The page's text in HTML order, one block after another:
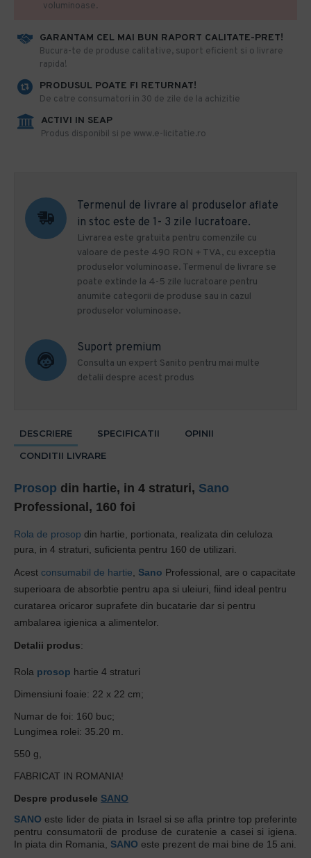
GARANTAM CEL MAI BUN RAPORT CALITATE-PRET!
​Bucura-te de produse calitative, suport eficient si o livrare
rapida!
PRODUSUL POATE FI RETURNAT!
De catre consumatori in 30 de zile de la achizitie
ACTIVI IN SEAP
Produs disponibil si pe www.e-licitatie.ro
voluminoase.
Termenul de livrare al produselor aflate
in stoc este de 1- 3 zile lucratoare.
Livrarea este gratuita pentru comenzile cu
valoare de peste 490 RON + TVA, cu exceptia
produselor voluminoase. Termenul de livrare se
poate extinde la 4-5 zile lucratoare pentru
anumite categorii de produse sau in cazul
produselor voluminoase.
Suport premium
Consulta un expert Sanito pentru mai multe
detalii despre acest produs
DESCRIERE SPECIFICATII
OPINII
CONDITII LIVRARE
Prosop din hartie, in 4 straturi, Sano
Professional, 160 foi
Rola de prosop din hartie , portionata,
realizata din celuloza
pura, in 4 straturi, suficienta pentru 160 de utilizari.
Acest consumabil de hartie Sano Professional, are o capacitate
superioara de absorbtie pentru apa si uleiuri, fiind ideal pentru
curatarea oricaror suprafete din bucatarie dar si pentru
ambalarea igienica a alimentelor.
Detalii produs:
Rola prosop hartie 4 straturi
Dimensiuni foaie: 22 x 22 cm;
Numar de foi: 160 buc;
Lungimea rolei: 35.20 m.
550 g,
FABRICAT IN ROMANIA!
Despre produsele SANO
SANO este lider de piata in Israel si se afla printre top preferinte
pentru consumatorii de produse de curatenie a casei si igiena.
In piata din Romania, SANO este prezent de mai bine de 15 ani.